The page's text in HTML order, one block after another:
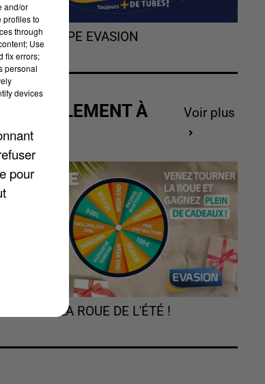
EVASION
ACTUELLEMENT À
Voir plus
TOURNEZ LA ROUE DE L'ÉTÉ !
and/or
profiles to
through
Use
fix errors;
personal
devices
pour